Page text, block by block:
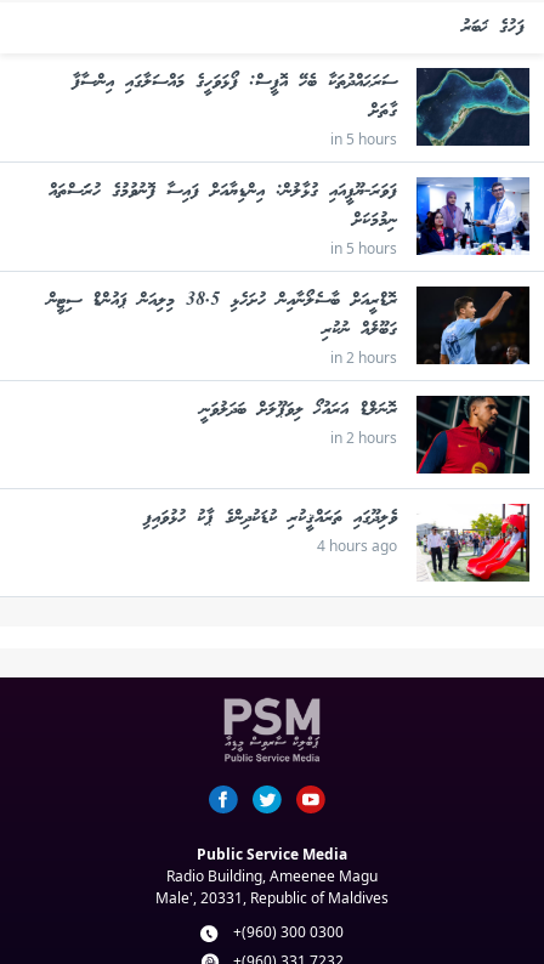
ފަހުގެ ޚަބަރު
ސަރަޙައްދުތަކާ ބެހޭ އޮފީސް: ފޯޅަވަހީގެ މައްސަލާގައި އިންސާފާ
ގާތަށް
in 5 hours
ފަވަރަ-ޔޫޕީއައި ގުޅާލުން: އިންޑިޔާއަށް ފައިސާ ފޮނުވުމުގެ ހުރަަސްތައް
ނިމުމަކަށް
in 5 hours
ރޮޑްރީއަށް ބާސެލޯނާއިން ހުށަހެޅި 38.5 މިލިއަން ޕައުންޑް ސިޓީން
ގަބޫލެއް ނުކުރި
in 2 hours
ރޮނަލްޑް އަރައުޚޯ ލިވަޕޫލަށް ބަދަލުވަނީ
in 2 hours
ވެލިދޫގައި ތަރައްޤީކުރި ކުޑަކުދިންގެ ޕާކު ހުޅުވައިފި
4 hours ago
Public Service Media
Radio Building, Ameenee Magu
Male', 20331, Republic of Maldives
+(960) 300 0300